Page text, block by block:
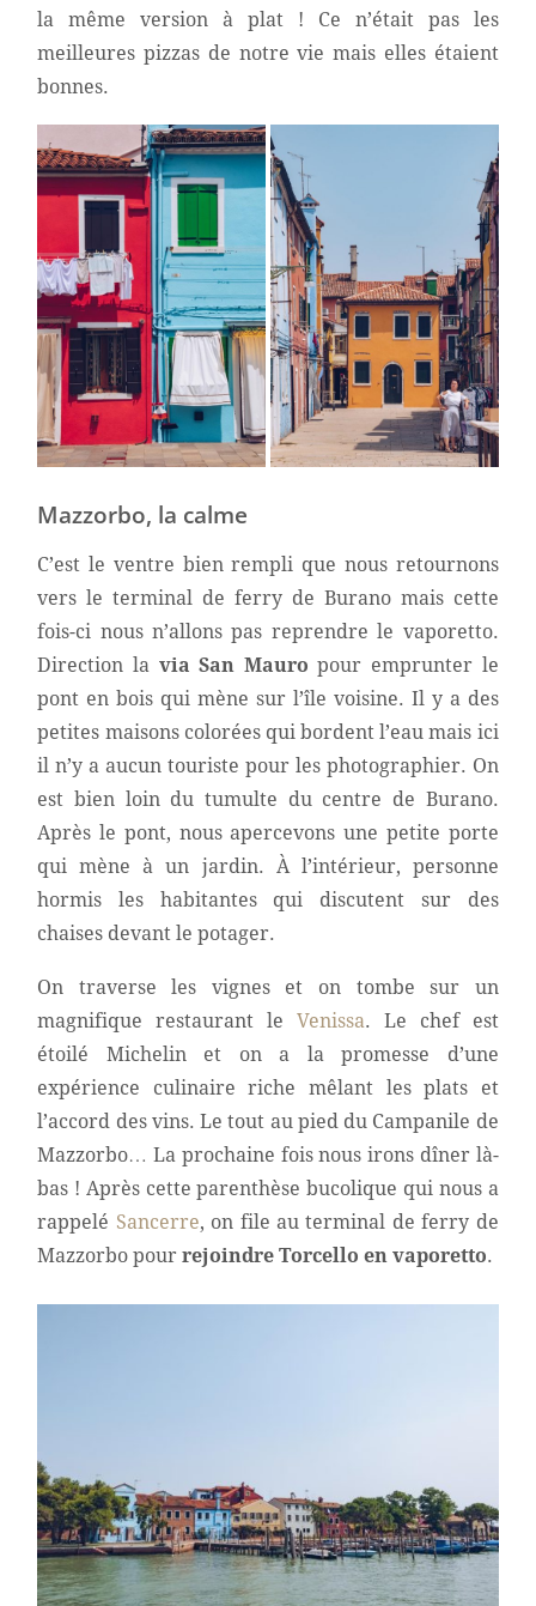
la même version à plat ! Ce n’était pas les
meilleures pizzas de notre vie mais elles étaient
bonnes.
Mazzorbo, la calme
C’est le ventre bien rempli que nous retournons
vers le terminal de ferry de Burano mais cette
fois-ci nous n’allons pas reprendre le vaporetto.
Direction la via San Mauro pour emprunter le
pont en bois qui mène sur l’île voisine. Il y a des
petites maisons colorées qui bordent l’eau mais ici
il n’y a aucun touriste pour les photographier. On
est bien loin du tumulte du centre de Burano.
Après le pont, nous apercevons une petite porte
qui mène à un jardin. À l’intérieur, personne
hormis les habitantes qui discutent sur des
chaises devant le potager.
On traverse les vignes et on tombe sur un
magnifique restaurant le Venissa. Le chef est
étoilé Michelin et on a la promesse d’une
expérience culinaire riche mêlant les plats et
l’accord des vins. Le tout au pied du Campanile de
Mazzorbo… La prochaine fois nous irons dîner là-
bas ! Après cette parenthèse bucolique qui nous a
rappelé Sancerre, on file au terminal de ferry de
Mazzorbo pourrejoindre Torcello en vaporetto.